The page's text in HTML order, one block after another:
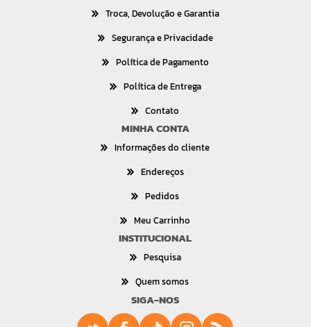
Troca, Devolução e Garantia
Segurança e Privacidade
Política de Pagamento
Política de Entrega
Contato
MINHA CONTA
Informações do cliente
Endereços
Pedidos
Meu Carrinho
INSTITUCIONAL
Pesquisa
Quem somos
SIGA-NOS